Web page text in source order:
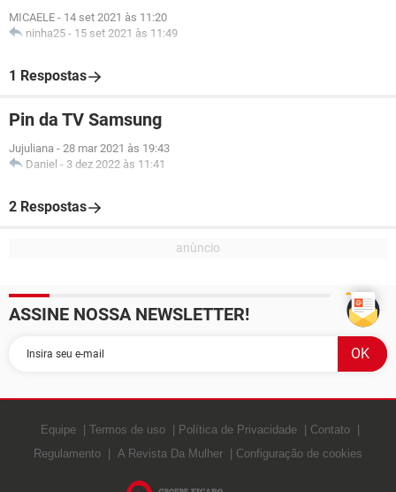
MICAELE - 14 set 2021 às 11:20
ninha25 - 15 set 2021 às 11:49
1 Respostas
Pin da TV Samsung
Jujuliana - 28 mar 2021 às 19:43
Daniel - 3 dez 2022 às 11:41
2 Respostas
ASSINE NOSSA NEWSLETTER!
Equipe Termos de uso Política de Privacidade
Contato
Regulamento
A Revista Da Mulher Configuração de cookies